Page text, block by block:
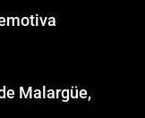
Malargüe,